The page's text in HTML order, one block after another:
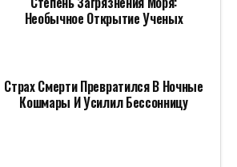
Необычное Открытие Ученых
Страх Смерти Превратился В Ночные
Кошмары И Усилил Бессонницу